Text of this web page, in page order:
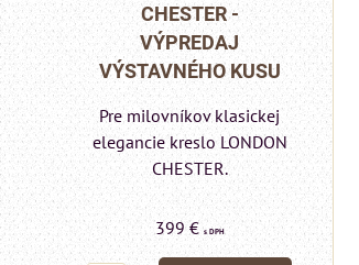
-
KUSU
matrac 175x200 cm
Matrac MIZAR od
talianskeho systému
Rinaldi Bed System
ponúka...
699 €s DPH